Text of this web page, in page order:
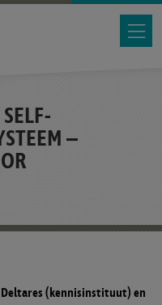
–
(kennisinstituut) en